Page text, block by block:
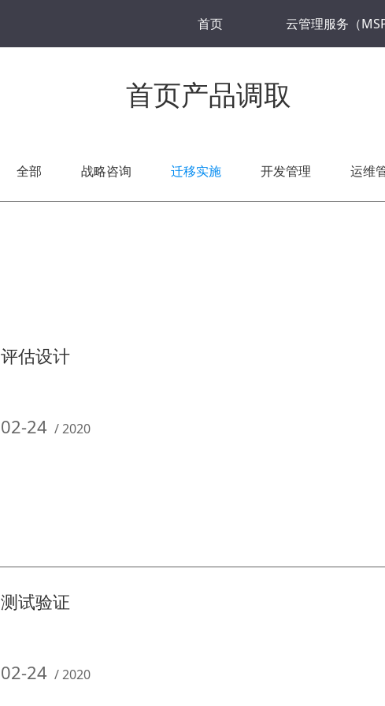
首页 云管理服务（
首页产品调取
全部 战略咨询 迁移实施 开发管理 运维
评估设计
02-24 /2020
测试验证
02-24 /2020